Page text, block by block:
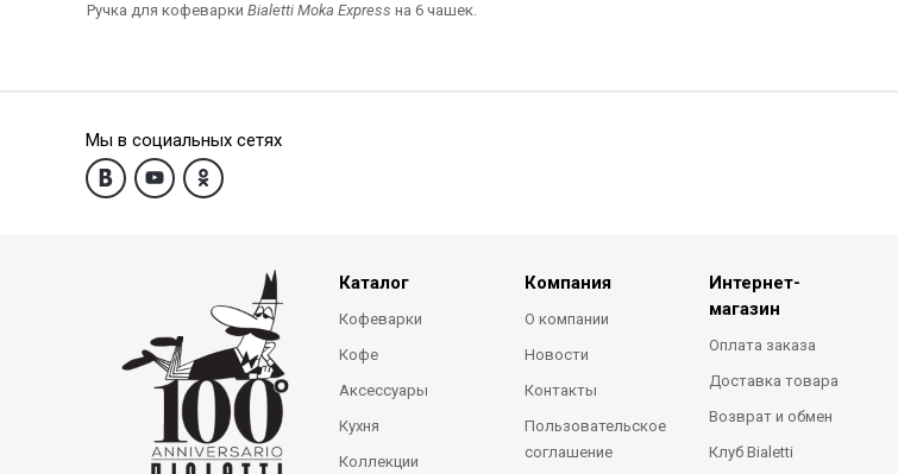
Ручка для кофеварки Bialetti Moka Express на 6 чашек.
Мы в социальных сетях
Каталог
Кофеварки
Кофе
Аксессуары
Кухня
Коллекции
Компания
О компании
Новости
Контакты
Пользовательское
соглашение
Интернет-
магазин
Оплата заказа
Доставка товара
Возврат и обмен
Клуб Bialetti